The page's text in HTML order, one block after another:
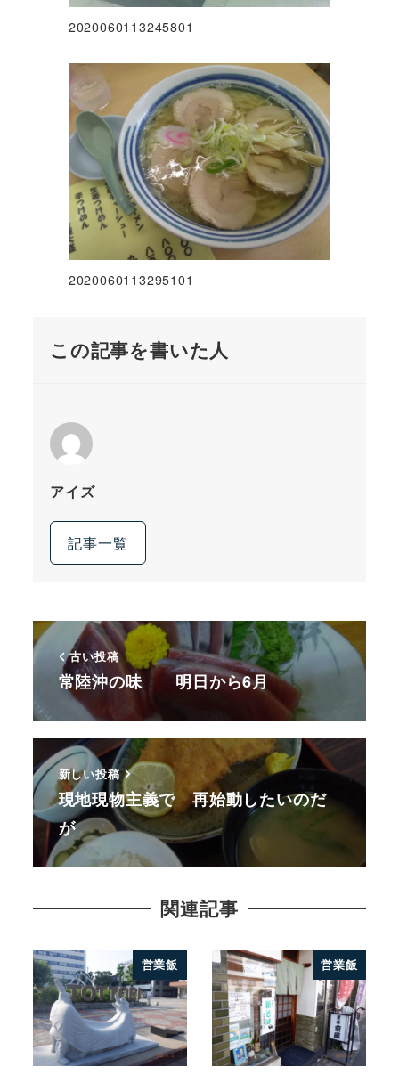
2020060113245801
2020060113295101
この記事を書いた人
アイズ
記事一覧
古い投稿
常陸沖の味 明日から6月
新しい投稿
現地現物主義で 再始動したいのだ
が
関連記事
営業飯 営業飯